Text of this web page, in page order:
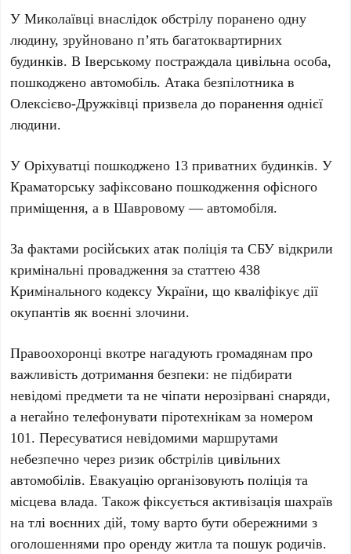
УМиколаївці внаслідок обстрілупоранено одну
людину, зруйнованоп’ять багатоквартирних
будинків. ВІверському постраждалацивільна особа,
пошкоджено автомобіль. Атака безпілотника в
Олексієво-Дружківці призвела до пораненняоднієї
людини.
УОріхуватці пошкоджено 13 приватних будинків. У
Краматорську зафіксовано пошкодженняофісного
приміщення, а вШавровому—автомобіля.
За фактами російських атакполіція та СБУ відкрили
кримінальні провадження застаттею 438
Кримінального кодексу України, що кваліфікує дії
окупантів як воєнні злочини.
Правоохоронці вкотре нагадують громадянам про
важливість дотримання безпеки: не підбирати
невідомі предмети та не чіпати нерозірвані снаряди,
а негайно телефонувати піротехнікам за номером
101. Пересуватися невідомими маршрутами
небезпечно через ризик обстрілів цивільних
автомобілів. Евакуацію організовуютьполіція та
місцева влада. Також фіксується активізація шахраїв
на тлі воєнних дій, тому варто бути обережними з
оголошеннями про оренду житла та пошук родичів.